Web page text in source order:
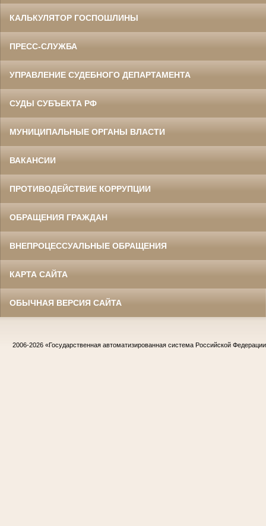
КАЛЬКУЛЯТОР ГОСПОШЛИНЫ
ПРЕСС-СЛУЖБА
УПРАВЛЕНИЕ СУДЕБНОГО ДЕПАРТАМЕНТА
СУДЫ СУБЪЕКТА РФ
МУНИЦИПАЛЬНЫЕ ОРГАНЫ ВЛАСТИ
ВАКАНСИИ
ПРОТИВОДЕЙСТВИЕ КОРРУПЦИИ
ОБРАЩЕНИЯ ГРАЖДАН
ВНЕПРОЦЕССУАЛЬНЫЕ ОБРАЩЕНИЯ
КАРТА САЙТА
ОБЫЧНАЯ ВЕРСИЯ САЙТА
2006-2026 «Государственная автоматизированная система Российской